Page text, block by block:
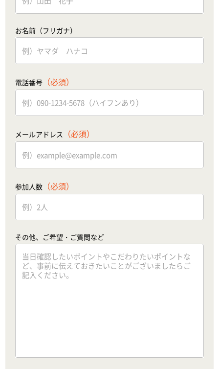
お名前（フリガナ）
電話番号 （必須）
メールアドレス （必須）
参加人数 （必須）
その他、ご希望・ご質問など